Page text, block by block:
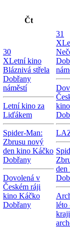
Čt
30
XLetní kino
Bláznivá střela
Dobřany
náměstí
Letní kino za
Liďákem
Spider-Man:
Zbrusu nový
den kino Káčko
Dobřany
Dovolená v
Českém ráji
kino Káčko
Dobřany
31
X
den
léto